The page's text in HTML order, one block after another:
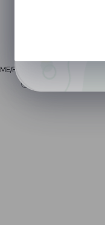
ROSA/VIOLETA